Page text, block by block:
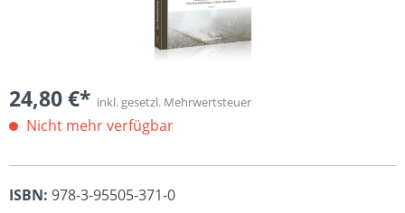
24,80 €* inkl. gesetzl. Mehrwertsteuer
Nicht mehr verfügbar
ISBN: 978-3-95505-371-0